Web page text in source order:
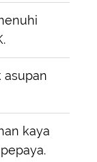
asupan
kaya